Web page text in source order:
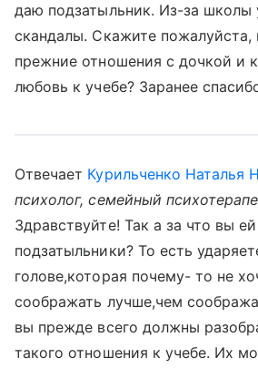
даю подзатыльник. Из-за школы
скандалы. Скажите пожалуйста,
прежние отношения с дочкой и
любовь к учебе? Заранее
Отвечает Курильченко Наталья
психолог, семейный
Здравствуйте! Так а за что вы
подзатыльники? То есть
голове,которая почему- то не
соображать лучше,чем
вы прежде всего должны
такого отношения к учебе. Их